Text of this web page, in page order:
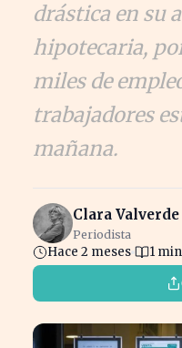
drástica en su
hipotecaria,
miles de
trabajadores
mañana.
Clara Valverde
Periodista
Hace 2 meses 1